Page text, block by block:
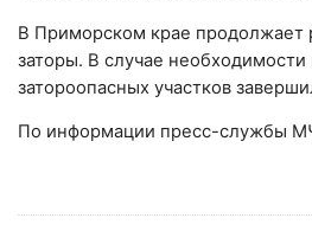
В Приморском крае продолжает
заторы. В случае
затороопасных участков
По информации пресс-службы